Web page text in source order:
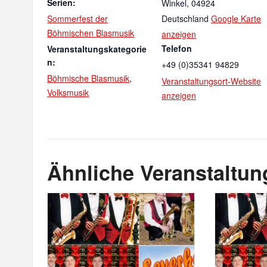
Sommerfest der
Böhmischen Blasmusik
Veranstaltungskategorie
n:
Böhmische Blasmusik,
Volksmusik
Winkel , 04924
Deutschland Google Karte
anzeigen
Telefon
+49 (0)35341 94829
Veranstaltungsort-Website
anzeigen
Ähnliche